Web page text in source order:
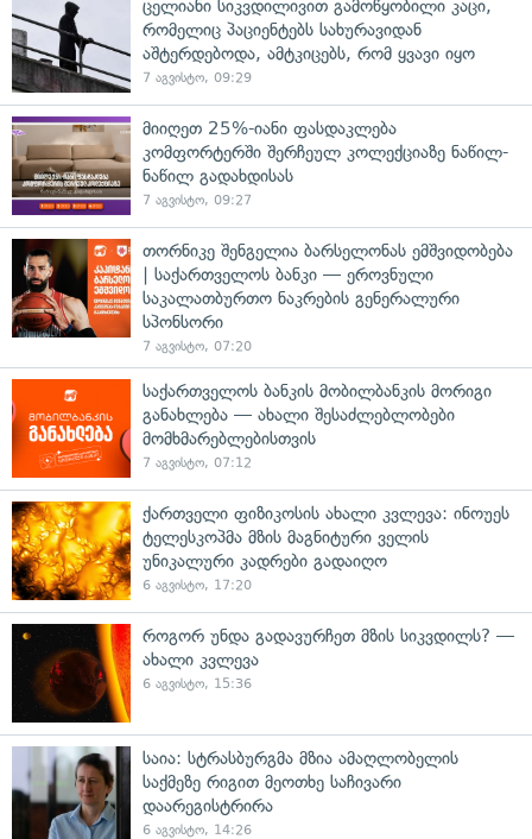
ცელიანი სიკვდილივით გამოწყობილი კაცი,
რომელიც პაციენტებს სახურავიდან
აშტერდებოდა, ამტკიცებს, რომ ყვავი იყო
7 აგვისტო, 09:29
მიიღეთ 25%-იანი ფასდაკლება
კომფორტერში შერჩეულ კოლექციაზე ნაწილ-
ნაწილ გადახდისას
7 აგვისტო, 09:27
თორნიკე შენგელია ბარსელონას ემშვიდობება
| საქართველოს ბანკი — ეროვნული
საკალათბურთო ნაკრების გენერალური
სპონსორი
7 აგვისტო, 07:20
საქართველოს ბანკის მობილბანკის მორიგი
განახლება — ახალი შესაძლებლობები
მომხმარებლებისთვის
7 აგვისტო, 07:12
ქართველი ფიზიკოსის ახალი კვლევა: ინოუეს
ტელესკოპმა მზის მაგნიტური ველის
უნიკალური კადრები გადაიღო
6 აგვისტო, 17:20
როგორ უნდა გადავურჩეთ მზის სიკვდილს? —
ახალი კვლევა
6 აგვისტო, 15:36
საია: სტრასბურგმა მზია ამაღლობელის
საქმეზე რიგით მეოთხე საჩივარი
დაარეგისტრირა
6 აგვისტო, 14:26